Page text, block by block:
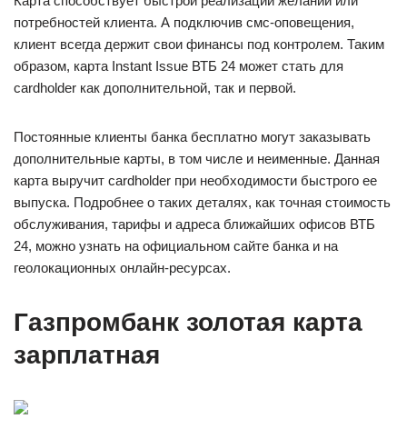
потребностей клиента. А подключив смс-оповещения,
клиент всегда держит свои финансы под контролем. Таким
образом, карта Instant Issue ВТБ 24 может стать для
cardholder как дополнительной, так и первой.
Постоянные клиенты банка бесплатно могут заказывать
дополнительные карты, в том числе и неименные. Данная
карта выручит cardholder при необходимости быстрого ее
выпуска. Подробнее о таких деталях, как точная стоимость
обслуживания, тарифы и адреса ближайших офисов ВТБ
24, можно узнать на официальном сайте банка и на
геолокационных онлайн-ресурсах.
Газпромбанк золотая карта
зарплатная